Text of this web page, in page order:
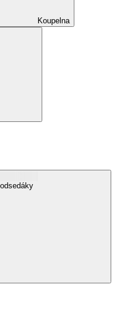
Koupelna